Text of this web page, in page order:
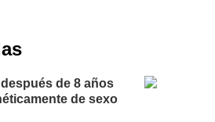
de 8 años
de sexo